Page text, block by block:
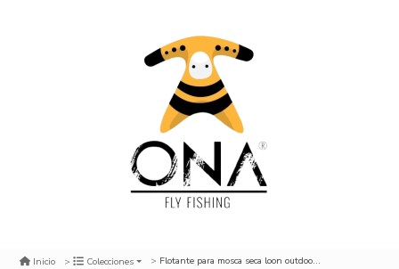
Inicio Colecciones Flotante para mosca seca loon outdoor fly spritz 2